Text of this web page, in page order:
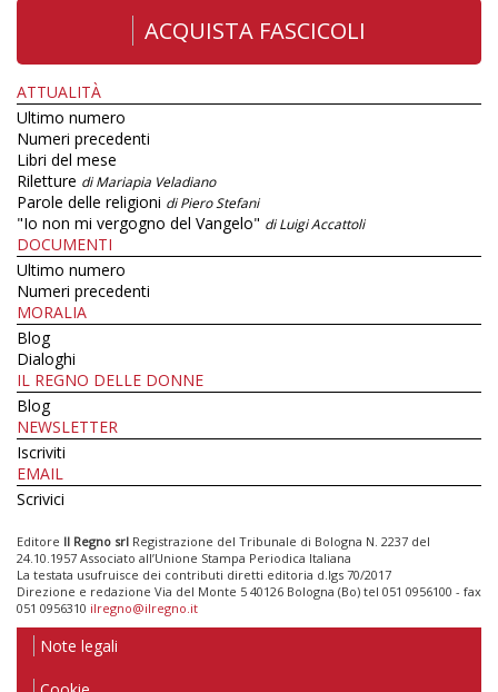
ACQUISTA FASCICOLI
ATTUALITÀ
Ultimo numero
Numeri precedenti
Libri del mese
Riletture di Mariapia Veladiano
Parole delle religioni di Piero Stefani
"Io non mi vergogno del Vangelo" di Luigi Accattoli
DOCUMENTI
Ultimo numero
Numeri precedenti
MORALIA
Blog
Dialoghi
IL REGNO DELLE DONNE
Blog
NEWSLETTER
Iscriviti
EMAIL
Scrivici
Editore Il Regno srl Registrazione del Tribunale di Bologna N. 2237 del
24.10.1957 Associato all’Unione Stampa Periodica Italiana
La testata usufruisce dei contributi diretti editoria d.lgs 70/2017
Direzione e redazione Via del Monte 5 40126 Bologna (Bo) tel 051 0956100 - fax
051 0956310 ilregno@ilregno.it
Note legali